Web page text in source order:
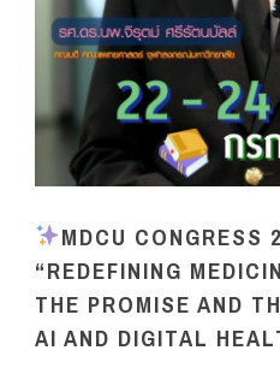
MDCU CONGRESS
“REDEFINING
THE PROMISE AND
AI AND DIGITAL